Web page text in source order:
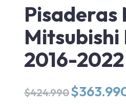
Pisaderas
Mitsubishi
2016-2022
$424.990 El
precio
$